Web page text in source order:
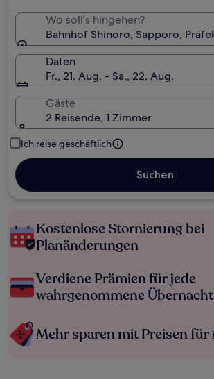
Wo soll’s hingehen?
Bahnhof Shinoro, Sapporo,
Daten
Fr., 21. Aug. - Sa., 22. Aug.
Gäste
2 Reisende, 1 Zimmer
Ich reise geschäftlich
Suchen
Kostenlose Stornierung bei
Planänderungen
Verdiene Prämien für jede
wahrgenommene
Mehr sparen mit Preisen